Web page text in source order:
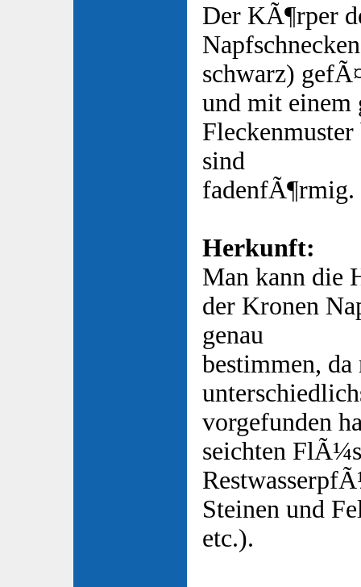
Der KÃ¶rper
schwarz)
und mit
sind
fadenfÃ¶rmig.
Herkunft:
Man kann die
der Kronen
genau
bestimmen, da
vorgefunden
seichten
Steinen und
etc.).